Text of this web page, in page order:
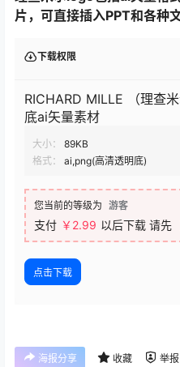
片，可直接插入PPT和各种文
下载权限
RICHARD MILLE （理查
底ai矢量素材
大小：
89KB
格式：
ai,png(高清透明底)
您当前的等级为 游客
支付 ￥ 2.99 以后下载 请先
点击下载
海报分享 收藏 举报